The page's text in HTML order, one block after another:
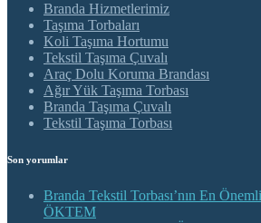
Branda Hizmetlerimiz
Taşıma Torbaları
Koli Taşıma Hortumu
Tekstil Taşıma Çuvalı
Araç Dolu Koruma Brandası
Ağır Yük Taşıma Torbası
Branda Taşıma Çuvalı
Tekstil Taşıma Torbası
Son yorumlar
Branda Tekstil Torbası’nın En
ÖKTEM